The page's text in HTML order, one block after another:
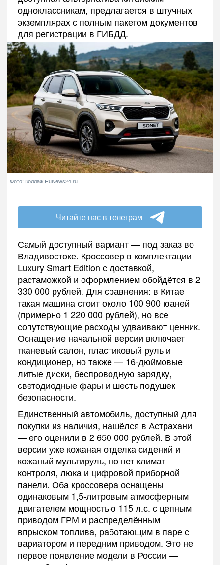
одноклассникам, предлагается в штучных
экземплярах с полным пакетом документов
для регистрации в ГИБДД.
Фото: Коллаж RuNews24.ru
Читайте нас в телеграм
Самый доступный вариант — под заказ во
Владивостоке. Кроссовер в комплектации
Luxury Smart Edition с доставкой,
растаможкой и оформлением обойдётся в 2
330 000 рублей. Для сравнения: в Китае
такая машина стоит около 100 900 юаней
(примерно 1 220 000 рублей), но все
сопутствующие расходы удваивают ценник.
Оснащение начальной версии включает
тканевый салон, пластиковый руль и
кондиционер, но также — 16-дюймовые
литые диски, беспроводную зарядку,
светодиодные фары и шесть подушек
безопасности.
Единственный автомобиль, доступный для
покупки из наличия, нашёлся в Астрахани
— его оценили в 2 650 000 рублей. В этой
версии уже кожаная отделка сидений и
кожаный мультируль, но нет климат-
контроля, люка и цифровой приборной
панели. Оба кроссовера оснащены
одинаковым 1,5-литровым атмосферным
двигателем мощностью 115 л.с. с цепным
приводом ГРМ и распределённым
впрыском топлива, работающим в паре с
вариатором и передним приводом. Это не
первое появление модели в России —